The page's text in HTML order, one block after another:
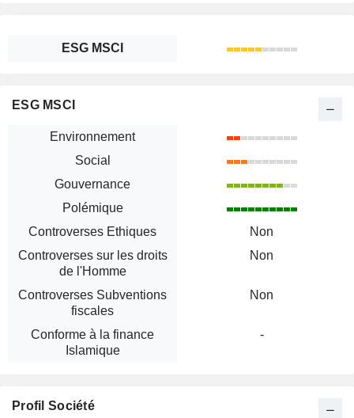
ESG MSCI
ESG MSCI
Environnement
Social
Gouvernance
Polémique
Controverses Ethiques
Non
Controverses sur les droits
de l'Homme
Non
Controverses Subventions
fiscales
Non
Conforme à la finance
Islamique
-
Profil Société